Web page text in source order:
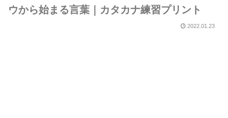
ウから始まる言葉｜カタカナ練習プリント
2022.01.23